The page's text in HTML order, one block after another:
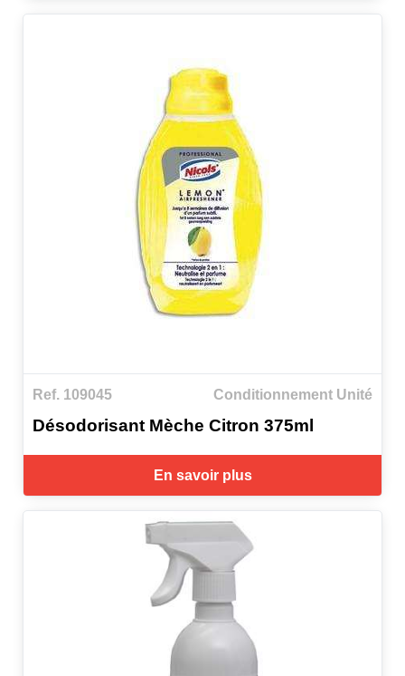
Ref. 109045 Conditionnement Unité
Désodorisant Mèche Citron 375ml
En savoir plus